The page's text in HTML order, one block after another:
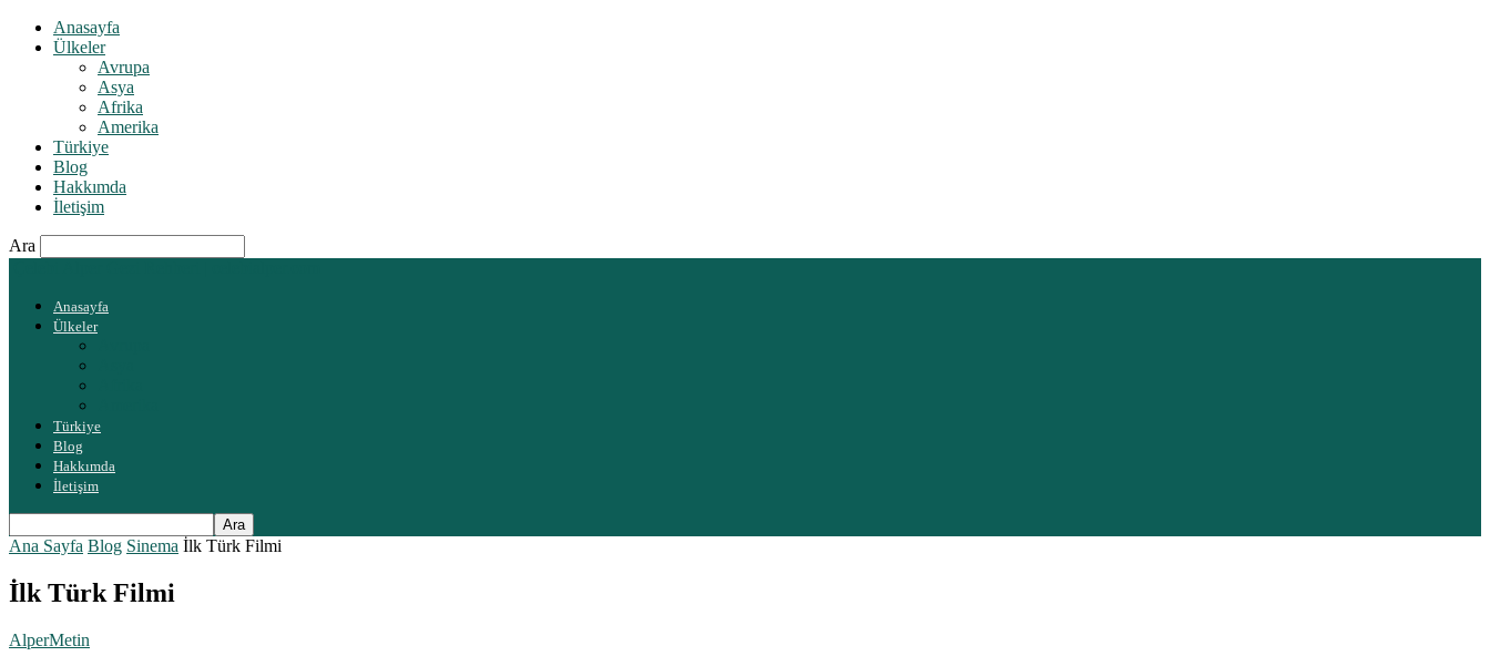
Anasayfa
Ülkeler
Avrupa
Asya
Afrika
Amerika
Türkiye
Blog
Hakkımda
İletişim
Ara
Anasayfa
Ülkeler
Türkiye
Blog
Hakkımda
İletişim
Ana Sayfa Blog Sinema İlk Türk Filmi
İlk Türk Filmi
AlperMetin